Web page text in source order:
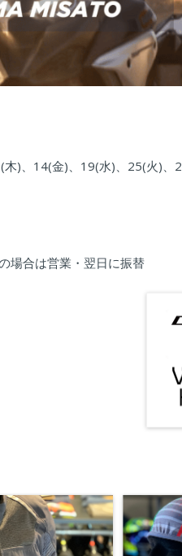
)、14(金)、19(水)、25(火)、
場合は営業・翌日に振替